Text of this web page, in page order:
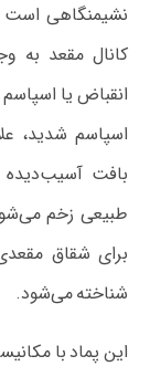
نشیمنگاهی است
کانال مقعد به
انقباض یا
اسپاسم شدید،
بافت
طبیعی زخم
برای شقاق
شناخته می‌شود.
این پماد با